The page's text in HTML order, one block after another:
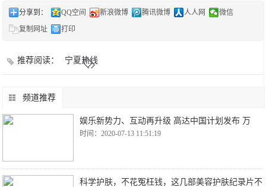
分享到： QQ空间 新浪微博 腾讯微博 人人网
微信
复制网址
打印
推荐阅读： 宁夏热线
频道推荐
娱乐新势力、互动再升级 高达中国计划发布 万
时间：2020-07-13 11:51:19
科学护肤，不花冤枉钱，这几部美容护肤纪录片不